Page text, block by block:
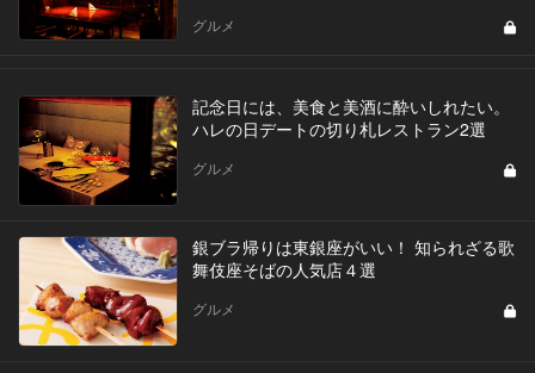
グルメ
記念日には、美食と美酒に酔いしれたい。
ハレの日デートの切り札レストラン2選
グルメ
銀ブラ帰りは東銀座がいい！ 知られざる歌
舞伎座そばの人気店４選
グルメ